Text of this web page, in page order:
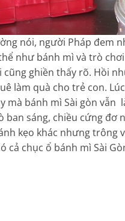
nói, người Pháp đem
như bánh mì và trò
ghiền thấy rõ. Hồi
làm quà cho trẻ con.
mà bánh mì Sài gòn
sáng, chiều cứng đơ
kẹo khác nhưng trông
cả chục ổ bánh mì Sài